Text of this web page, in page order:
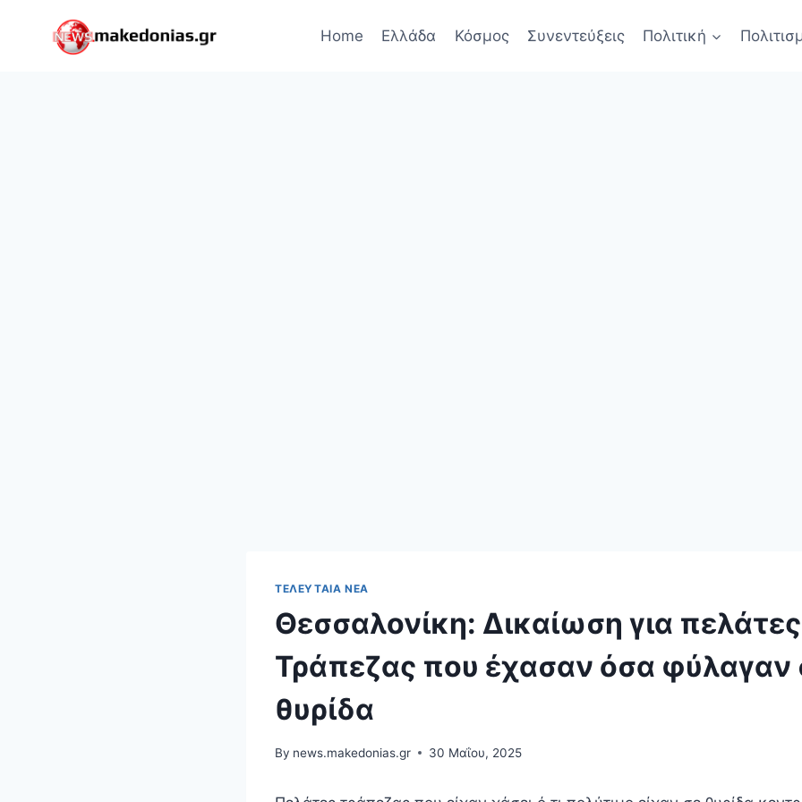
Home Ελλάδα Κόσμος Συνεντεύξεις Πολιτική
ΤΕΛΕΥΤΑΊΑ ΝΈΑ
Θεσσαλονίκη: Δικαίωση για πελάτες
Τράπεζας που έχασαν όσα φύλαγαν
θυρίδα
By news.makedonias.gr 30 Μαΐου, 2025